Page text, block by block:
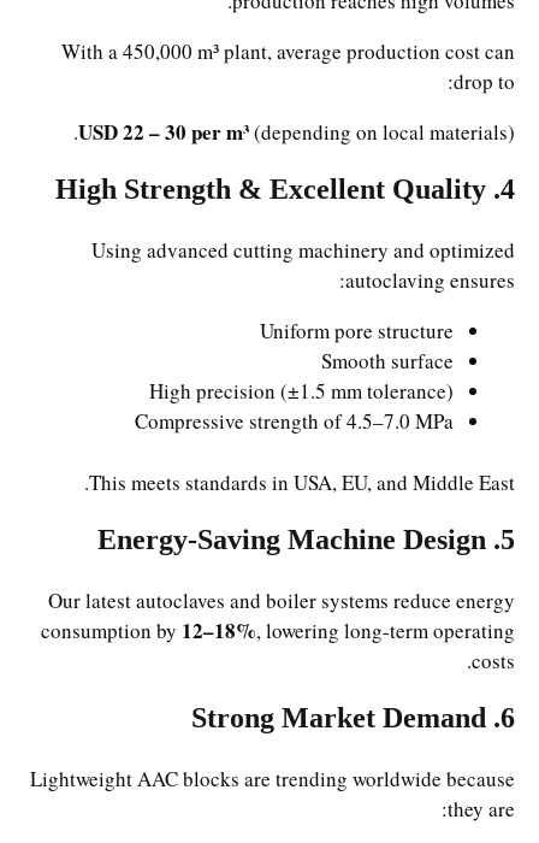
With a 450,000 m³ plant, average production cost can
drop to:
USD 22 – 30 per m³(depending on local materials).
4. High Strength & Excellent Quality
Using advanced cutting machinery and optimized
autoclaving ensures:
Uniform pore structure
Smooth surface
High precision (±1.5 mm tolerance)
Compressive strength of 4.5–7.0 MPa
This meets standards in USA, EU, and Middle East.
5. Energy-Saving Machine Design
Our latest autoclaves and boiler systems reduce energy
consumption by12–18%, lowering long-term operating
costs.
6. Strong Market Demand
Lightweight AAC blocks are trending worldwide because
they are: